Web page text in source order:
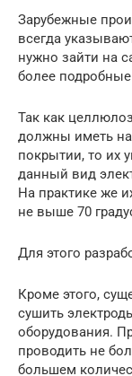
Зарубежные
всегда
нужно зайти на
более подробные
Так как
должны иметь
покрытии, то их
данный вид
На практике же
не выше 70
Для этого
Кроме этого,
сушить
оборудования.
проводить не
большем